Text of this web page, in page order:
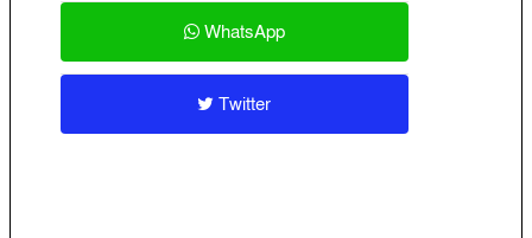
WhatsApp
Twitter